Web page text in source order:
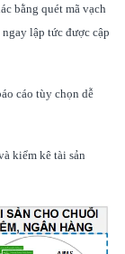
bằng quét mã vạch
lập tức được cập
cáo tùy chọn dễ
kiểm kê tài sản